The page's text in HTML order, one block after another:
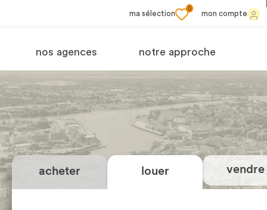
ma sélection
0
mon compte
nos agences notre approche
acheter louer vendre